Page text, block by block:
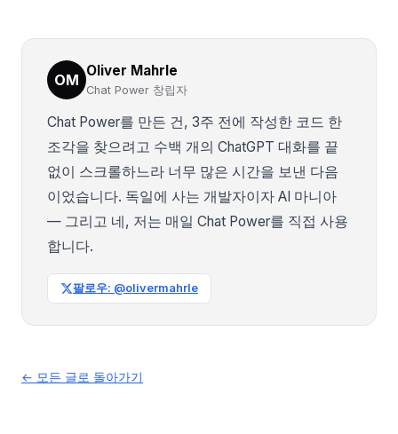
OM Oliver Mahrle
Chat Power 창립자
Chat Power를 만든 건, 3주 전에 작성한 코드 한
조각을 찾으려고 수백 개의 ChatGPT 대화를 끝
없이 스크롤하느라 너무 많은 시간을 보낸 다음
이었습니다. 독일에 사는 개발자이자 AI 마니아
— 그리고 네, 저는 매일 Chat Power를 직접 사용
합니다.
팔로우: @olivermahrle
← 모든 글로 돌아가기